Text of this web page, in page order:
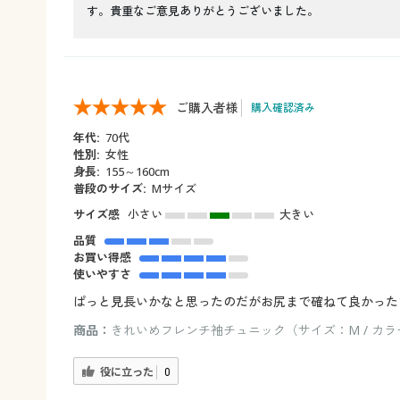
す。貴重なご意見ありがとうございました。
ご購入者様 購入確認済み
年代: 70代
性別: 女性
身長: 155～160cm
普段のサイズ: Mサイズ
サイズ感 小さい
大きい
品質
お買い得感
使いやすさ
ぱっと見長いかなと思ったのだがお尻まで確ねて良かっ
商品： きれいめフレンチ袖チュニック（サイズ：M / カラ
役に立った 0